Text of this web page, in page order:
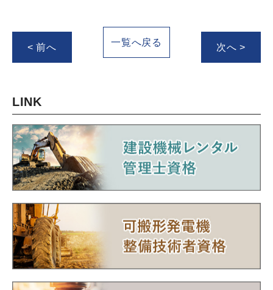
< 前へ 一覧へ戻る 次へ >
LINK